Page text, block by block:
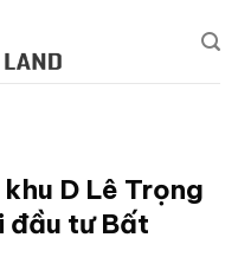
D Lê Trọng
đầu tư Bất